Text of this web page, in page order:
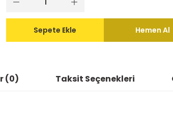
Sepete Ekle Hemen Al
(0) Taksit Seçenekleri